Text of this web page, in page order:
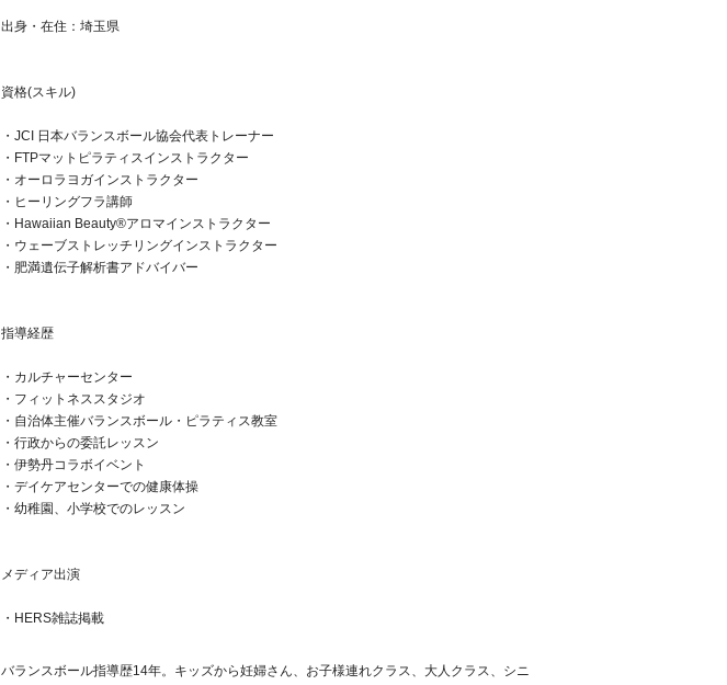
出身・在住：埼玉県
資格(スキル)
・JCI 日本バランスボール協会代表トレーナー
・FTPマットピラティスインストラクター
・オーロラヨガインストラクター
・ヒーリングフラ講師
・Hawaiian Beauty®︎アロマインストラクター
・ウェーブストレッチリングインストラクター
・肥満遺伝子解析書アドバイバー
指導経歴
・カルチャーセンター
・フィットネススタジオ
・自治体主催バランスボール・ピラティス教室
・行政からの委託レッスン
・伊勢丹コラボイベント
・デイケアセンターでの健康体操
・幼稚園、小学校でのレッスン
メディア出演
・HERS雑誌掲載
バランスボール指導歴14年。キッズから妊婦さん、お子様連れクラス、大人クラス、シニ